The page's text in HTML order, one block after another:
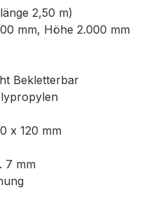
2,50 m)
mm, Höhe 2.000 mm
Bekletterbar
x 120 mm
7 mm